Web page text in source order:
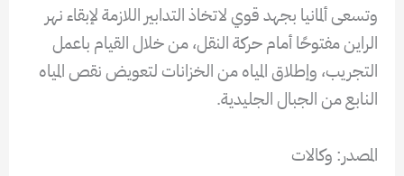
وتسعى ألمانيا بجهد قوي لاتخاذ التدابير اللازمة لإبقاء نهر
الراين مفتوحًا أمام حركة النقل، من خلال القيام باعمل
التجريب، وإطلاق المياه من الخزانات لتعويض نقص المياه
النابع من الجبال الجليدية.
المصدر: وكالات